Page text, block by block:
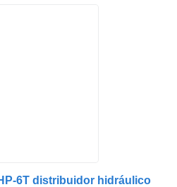
6T distribuidor hidráulico